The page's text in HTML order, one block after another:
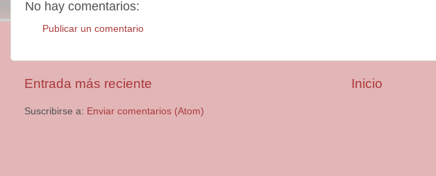
No hay comentarios:
Publicar un comentario
Entrada más reciente Inicio
Suscribirse a: Enviar comentarios (Atom)